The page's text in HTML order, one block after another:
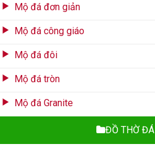
Mộ đá đơn giản
Mộ đá công giáo
Mộ đá đôi
Mộ đá tròn
Mộ đá Granite
ĐỒ THỜ ĐÁ